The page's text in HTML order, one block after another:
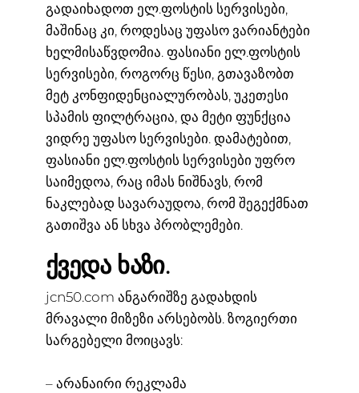
გადაიხადოთ ელ.ფოსტის სერვისები,
მაშინაც კი, როდესაც უფასო ვარიანტები
ხელმისაწვდომია. ფასიანი ელ.ფოსტის
სერვისები, როგორც წესი, გთავაზობთ
მეტ კონფიდენციალურობას, უკეთესი
სპამის ფილტრაცია, და მეტი ფუნქცია
ვიდრე უფასო სერვისები. დამატებით,
ფასიანი ელ.ფოსტის სერვისები უფრო
საიმედოა, რაც იმას ნიშნავს, რომ
ნაკლებად სავარაუდოა, რომ შეგექმნათ
გათიშვა ან სხვა პრობლემები.
ქვედა ხაზი.
jcn50.com ანგარიშზე გადახდის
მრავალი მიზეზი არსებობს. ზოგიერთი
სარგებელი მოიცავს:
– არანაირი რეკლამა